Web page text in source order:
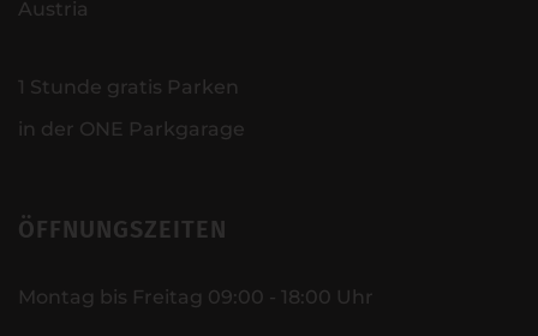
Austria
1 Stunde gratis Parken
in der ONE Parkgarage
ÖFFNUNGSZEITEN
Montag bis Freitag 09:00 - 18:00 Uhr